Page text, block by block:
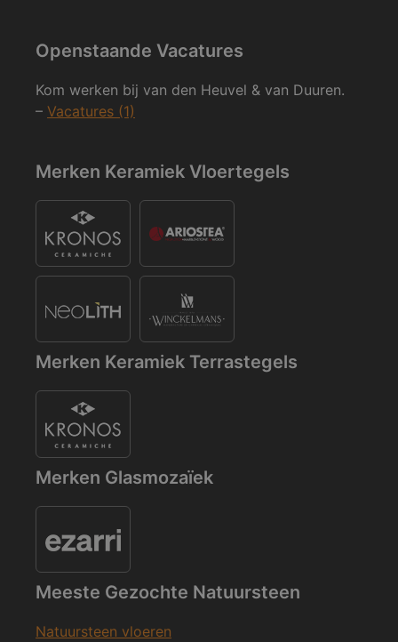
Openstaande Vacatures
Kom werken bij van den Heuvel & van Duuren.
– Vacatures (1)
Merken Keramiek Vloertegels
Merken Keramiek Terrastegels
Merken Glasmozaïek
Meeste Gezochte Natuursteen
Natuursteen vloeren